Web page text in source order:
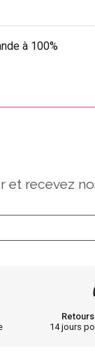
à 100%
et recevez
14 jours